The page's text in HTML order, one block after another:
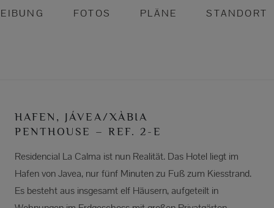
FOTOS PLÄNE STANDORT
HAFEN, JÁVEA/XÀBIA
PENTHOUSE – REF. 2-E
Residencial La Calma ist nun Realität. Das Hotel liegt im
Hafen von Javea, nur fünf Minuten zu Fuß zum Kiesstrand.
Es besteht aus insgesamt elf Häusern, aufgeteilt in